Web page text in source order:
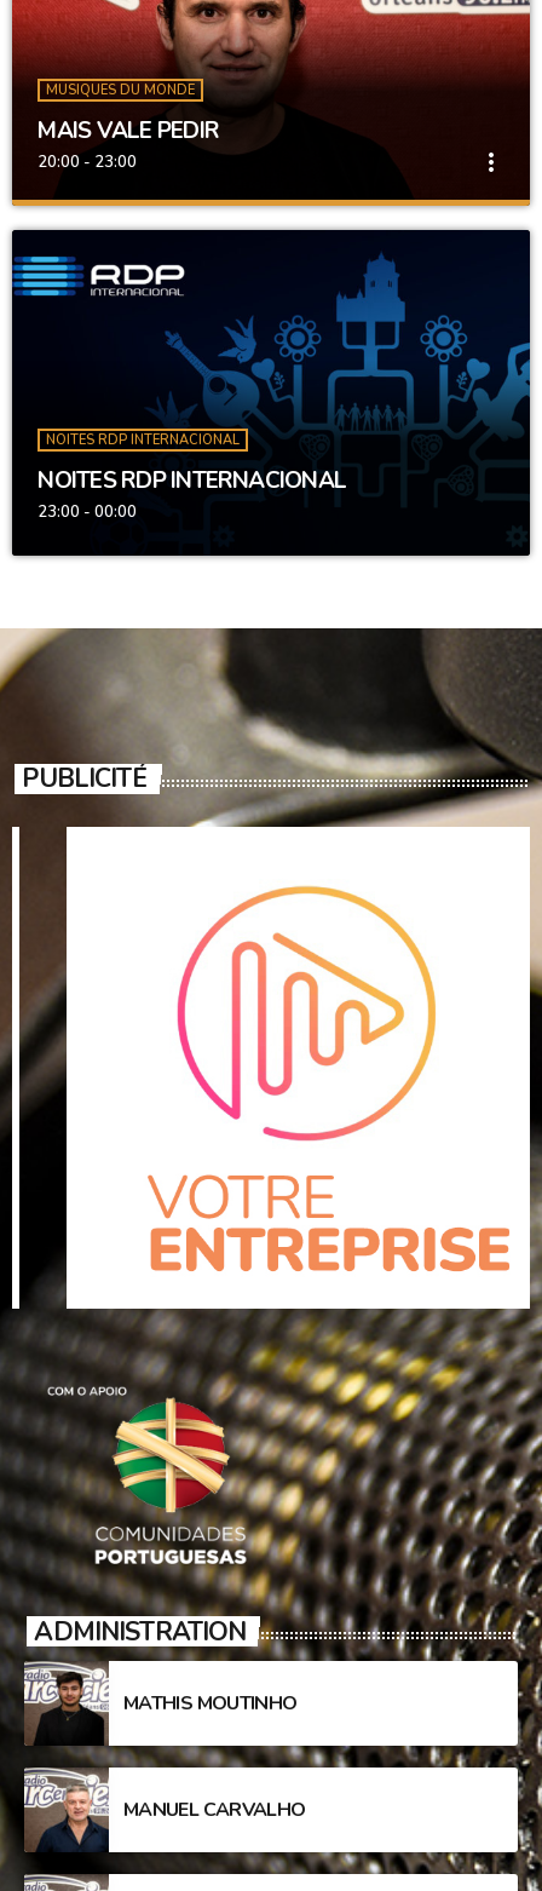
MUSIQUES DU MONDE
MAIS VALE PEDIR
20:00 - 23:00 more_vert
MAIS VALE PEDIR
ANIMATEUR : RUI ANDRÉ
Emission avec différents types de musiques Portugais, Français,
Anglais ou venant d'autres pays. Diffusion de Musiques et
close
NOITES RDP INTERNACIONAL
NOITES RDP INTERNACIONAL
23:00 - 00:00
PUBLICITÉ
ADMINISTRATION
MATHIS MOUTINHO
MANUEL CARVALHO